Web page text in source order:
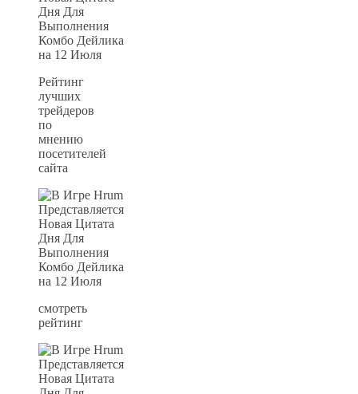
Рейтинг
лучших
трейдеров
по
мнению
посетителей
сайта
смотреть
рейтинг